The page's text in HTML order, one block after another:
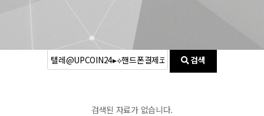
전체상품검색
검색
검색된 자료가 없습니다.